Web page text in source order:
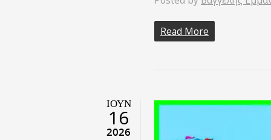
Read More
ΙΟΎΝ
16
2026